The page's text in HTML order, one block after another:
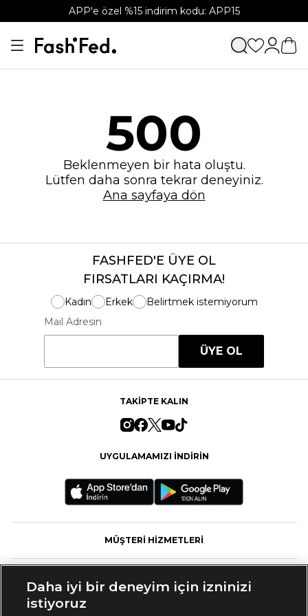
APP'e özel %15 indirim kodu: APP15
500
Beklenmeyen bir hata oluştu.
Lütfen daha sonra tekrar deneyiniz.
Ana sayfaya dön
FASHFED'E ÜYE OL
FIRSATLARI KAÇIRMA!
Kadın Erkek
Belirtmek istemiyorum
Mail Adresin
ÜYE OL
TAKİPTE KALIN
UYGULAMAMIZI İNDİRİN
MÜŞTERİ HİZMETLERİ
Daha iyi bir deneyim için izninizi
istiyoruz